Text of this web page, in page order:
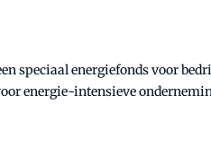
speciaal energiefonds voor
energie-intensieve